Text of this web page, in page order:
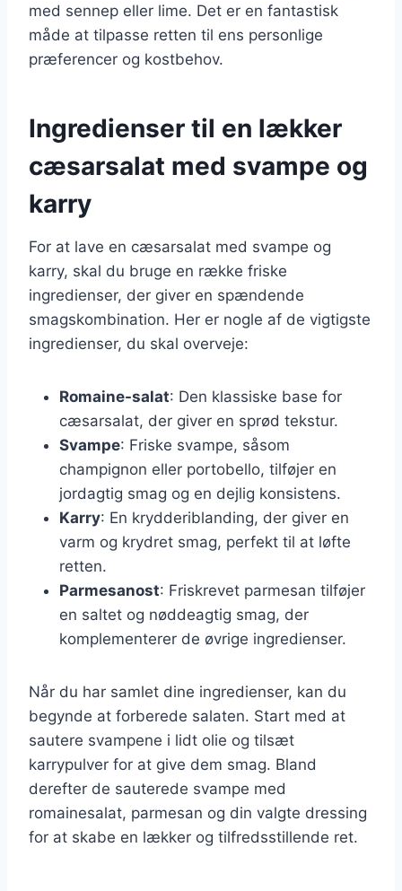
med sennep eller lime. Det er en fantastisk
måde at tilpasse retten til ens personlige
præferencer og kostbehov.
Ingredienser til en lækker
cæsarsalat med svampe og
karry
For at lave en cæsarsalat med svampe og
karry, skal du bruge en række friske
ingredienser, der giver en spændende
smagskombination. Her er nogle af de vigtigste
ingredienser, du skal overveje:
Romaine-salat: Den klassiske base for
cæsarsalat, der giver en sprød tekstur.
Svampe: Friske svampe, såsom
champignon eller portobello, tilføjer en
jordagtig smag og en dejlig konsistens.
Karry: En krydderiblanding, der giver en
varm og krydret smag, perfekt til at løfte
retten.
Parmesanost: Friskrevet parmesan tilføjer
en saltet og nøddeagtig smag, der
komplementerer de øvrige ingredienser.
Når du har samlet dine ingredienser, kan du
begynde at forberede salaten. Start med at
sautere svampene i lidt olie og tilsæt
karrypulver for at give dem smag. Bland
derefter de sauterede svampe med
romainesalat, parmesan og din valgte dressing
for at skabe en lækker og tilfredsstillende ret.